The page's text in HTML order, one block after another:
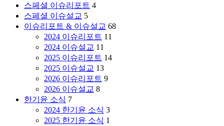
스페셜 이슈리포트 4
스페셜 이슈설교 5
이슈리포트 & 이슈설교 68
2024 이슈리포트 11
2024 이슈설교 11
2025 이슈리포트 14
2025 이슈설교 13
2026 이슈리포트 9
2026 이슈설교 8
한기윤 소식 7
2024 한기윤 소식 3
2025 한기윤 소식 1